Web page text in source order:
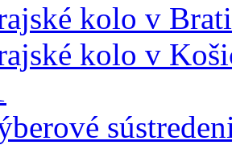
kolo v
kolo v